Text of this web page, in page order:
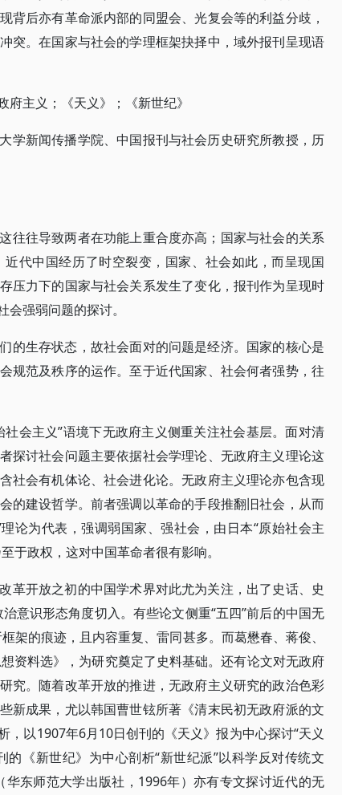
背后亦有革命派内部的同盟会、光复会等的利益分歧，
突。在国家与社会的学理框架抉择中，域外报刊呈现语
主义；《天义》；《新世纪》
学新闻传播学院、中国报刊与社会历史研究所教授，历
往往导致两者在功能上重合度亦高；国家与社会的关系
代中国经历了时空裂变，国家、社会如此，而呈现国
压力下的国家与社会关系发生了变化，报刊作为呈现时
强弱问题的探讨。
的生存状态，故社会面对的问题是经济。国家的核心是
规范及秩序的运作。至于近代国家、社会何者强势，往
会主义”语境下无政府主义侧重关注社会基层。面对清
探讨社会问题主要依据社会学理论、无政府主义理论这
社会有机体论、社会进化论。无政府主义理论亦包含现
的建设哲学。前者强调以革命的手段推翻旧社会，从而
论为代表，强调弱国家、强社会，由日本“原始社会主
于政权，这对中国革命者很有影响。
革开放之初的中国学术界对此尤为关注，出了史话、史
识形态角度切入。有些论文侧重“五四”前后的中国无
的痕迹，且内容重复、雷同甚多。而葛懋春、蒋俊、
资料选》，为研究奠定了史料基础。还有论文对无政府
究。随着改革开放的推进，无政府主义研究的政治色彩
新成果，尤以韩国曹世铉所著《清末民初无政府派的文
以1907年6月10日创刊的《天义》报为中心探讨“天义
《新世纪》为中心剖析“新世纪派”以科学反对传统文
东师范大学出版社，1996年）亦有专文探讨近代的无